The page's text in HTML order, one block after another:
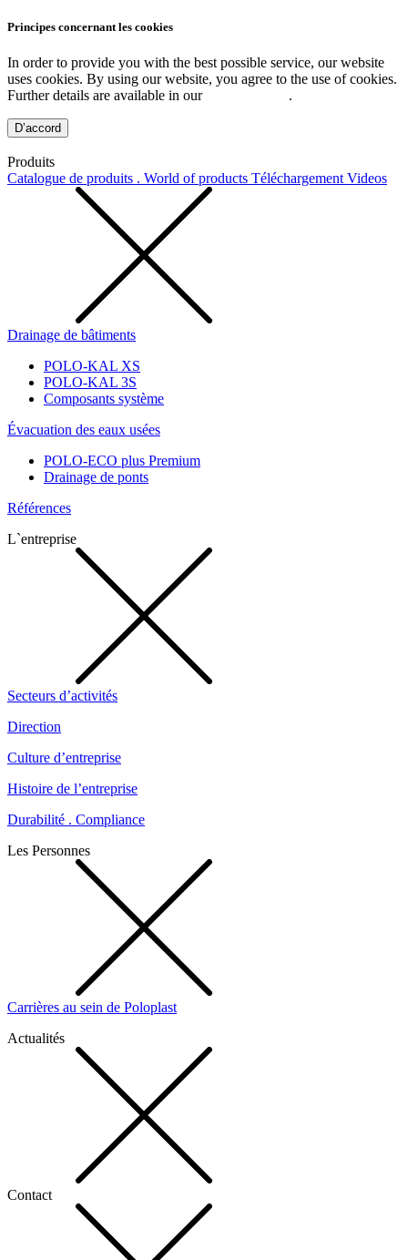
Principes concernant les cookies
In order to provide you with the best possible service, our website
uses cookies. By using our website, you agree to the use of cookies.
Further details are available in our
.
D’accord
Produits
Catalogue de produits . World of products Téléchargement Videos
Drainage de bâtiments
POLO-KAL XS
POLO-KAL 3S
Composants système
Évacuation des eaux usées
POLO-ECO plus Premium
Drainage de ponts
Références
L`entreprise
Secteurs d’activités
Direction
Culture d’entreprise
Histoire de l’entreprise
Durabilité . Compliance
Les Personnes
Carrières au sein de Poloplast
Actualités
Contact